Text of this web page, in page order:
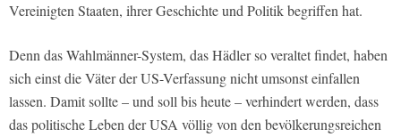
Vereinigten Staaten, ihrer Geschichte und Politik begriffen hat.
Denn das Wahlmänner-System, das Hädler so veraltet findet, haben
sich einst die Väter der US-Verfassung nicht umsonst einfallen
lassen. Damit sollte – und soll bis heute – verhindert werden, dass
das politische Leben der USA völlig von den bevölkerungsreichen